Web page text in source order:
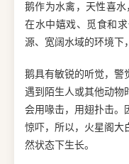
鹅作为水禽，天性喜
在水中嬉戏、觅食和
源、宽阔水域的环境下
鹅具有敏锐的听觉，警
遇到陌生人或其他动物
会用喙击，用翅扑击。
惊吓，所以，火星阁大
然状态下生长。